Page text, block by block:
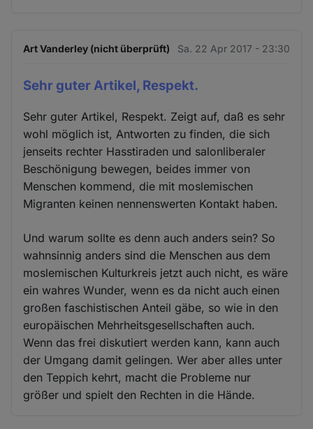
Art Vanderley (nicht überprüft) Sa. 22 Apr 2017 - 23:30
Sehr guter Artikel, Respekt.
Sehr guter Artikel, Respekt. Zeigt auf, daß es sehr
wohl möglich ist, Antworten zu finden, die sich
jenseits rechter Hasstiraden und salonliberaler
Beschönigung bewegen, beides immer von
Menschen kommend, die mit moslemischen
Migranten keinen nennenswerten Kontakt haben.
Und warum sollte es denn auch anders sein? So
wahnsinnig anders sind die Menschen aus dem
moslemischen Kulturkreis jetzt auch nicht, es wäre
ein wahres Wunder, wenn es da nicht auch einen
großen faschistischen Anteil gäbe, so wie in den
europäischen Mehrheitsgesellschaften auch.
Wenn das frei diskutiert werden kann, kann auch
der Umgang damit gelingen. Wer aber alles unter
den Teppich kehrt, macht die Probleme nur
größer und spielt den Rechten in die Hände.